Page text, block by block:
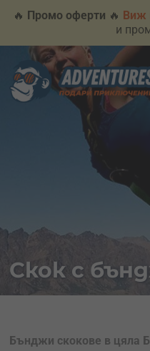
🔥 Промо оферти 🔥 Виж
и
Скок с
Бънджи скокове в цяла